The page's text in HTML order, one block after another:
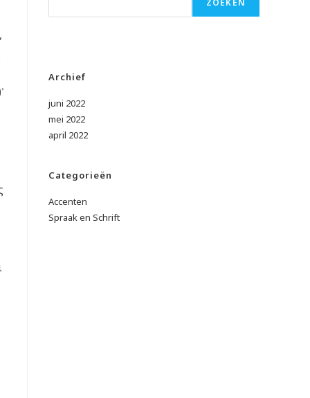
ZOEKEN
Archief
juni 2022
mei 2022
april 2022
Categorieën
Accenten
Spraak en Schrift